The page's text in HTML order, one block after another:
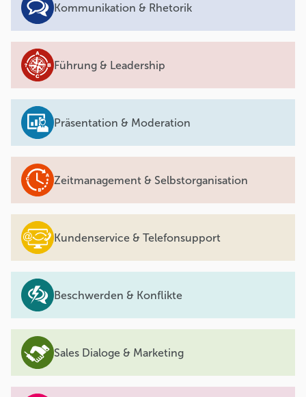
Kommunikation & Rhetorik
Führung & Leadership
Präsentation & Moderation
Zeitmanagement & Selbstorganisation
Kundenservice & Telefonsupport
Beschwerden & Konflikte
Sales Dialoge & Marketing